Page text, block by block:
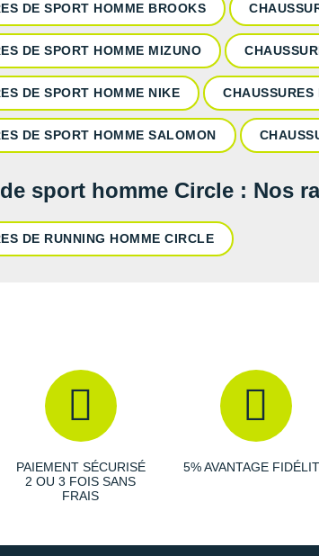
DE SPORT HOMME BROOKS
DE SPORT HOMME MIZUNO
DE SPORT HOMME NIKE CHAUSSURES
DE SPORT HOMME SALOMON
sport homme Circle : Nos
DE RUNNING HOMME CIRCLE
PAIEMENT SÉCURISÉ
2 OU 3 FOIS SANS
FRAIS
5% AVANTAGE